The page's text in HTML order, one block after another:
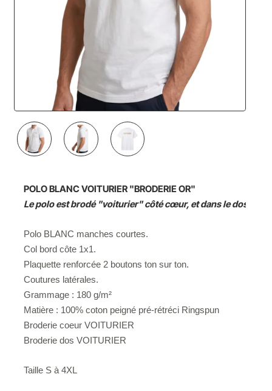
POLO BLANC VOITURIER "BRODERIE OR"
Le polo est brodé "voiturier" côté cœur, et dans le dos
Polo BLANC manches courtes.
Col bord côte 1x1.
Plaquette renforcée 2 boutons ton sur ton.
Coutures latérales.
Grammage : 180 g/m²
Matière : 100% coton peigné pré-rétréci Ringspun
Broderie coeur VOITURIER
Broderie dos VOITURIER
Taille S à 4XL